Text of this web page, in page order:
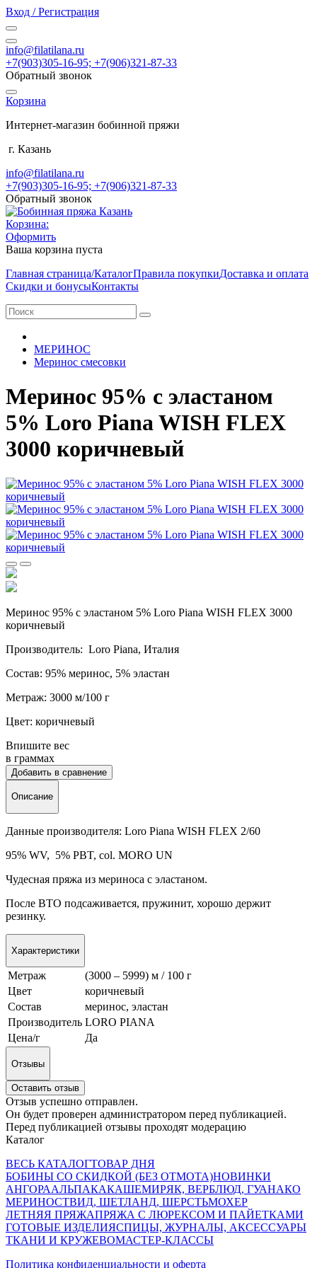
Вход / Регистрация
info@filatilana.ru
+7(903)305-16-95; +7(906)321-87-33
Обратный звонок
Корзина
Интернет-магазин бобинной пряжи
г. Казань
info@filatilana.ru
+7(903)305-16-95; +7(906)321-87-33
Обратный звонок
Корзина:
Оформить
Ваша корзина пуста
Главная страница/КаталогПравила покупкиДоставка и оплата
Скидки и бонусыКонтакты
МЕРИНОС
Меринос смесовки
Меринос 95% c эластаном
5% Loro Piana WISH FLEX
3000 коричневый
Меринос 95% c эластаном 5% Loro Piana WISH FLEX 3000
коричневый
Производитель: Loro Piana, Италия
Состав: 95% меринос, 5% эластан
Метраж: 3000 м/100 г
Цвет: коричневый
Впишите вес
в граммах
Добавить в сравнение
Описание
Данные производителя: Loro Piana WISH FLEX 2/60
95% WV, 5% PBT, col. MORO UN
Чудесная пряжа из мериноса с эластаном.
После ВТО подсаживается, пружинит, хорошо держит
резинку.
Характеристики
Метраж
(3000 – 5999) м / 100 г
Цвет
коричневый
Состав
меринос, эластан
Производитель LORO PIANA
Цена/г
Да
Отзывы
Оставить отзыв
Отзыв успешно отправлен.
Он будет проверен администратором перед публикацией.
Перед публикацией отзывы проходят модерацию
Каталог
ВЕСЬ КАТАЛОГТОВАР ДНЯ
БОБИНЫ СО СКИДКОЙ (БЕЗ ОТМОТА)НОВИНКИ
АНГОРААЛЬПАКАКАШЕМИРЯК, ВЕРБЛЮД, ГУАНАКО
МЕРИНОСТВИД, ШЕТЛАНД, ШЕРСТЬМОХЕР
ЛЕТНЯЯ ПРЯЖАПРЯЖА С ЛЮРЕКСОМ И ПАЙЕТКАМИ
ГОТОВЫЕ ИЗДЕЛИЯСПИЦЫ, ЖУРНАЛЫ, АКСЕССУАРЫ
ТКАНИ И КРУЖЕВОМАСТЕР-КЛАССЫ
Политика конфиденциальности и оферта